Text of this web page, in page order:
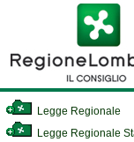
Legge Regionale
Legge Regionale